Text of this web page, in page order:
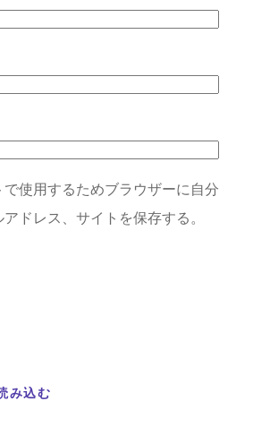
使用するためブラウザーに自分
ドレス、サイトを保存する。
み込む